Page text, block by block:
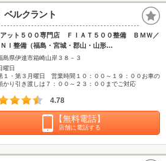
ルクラント
アット５００専門店 ＦＩＡＴ５００整備 ＢＭＷ／
Ｉ整備（福島・宮城・郡山・山形…
島県伊達市箱崎山岸３８－３
曜日
１・第３月曜日 営業時間１０：００～１９：００お車の
かり引き渡しは７：００～２３：００までご対応
4.78
【無料電話】
店舗に電話する